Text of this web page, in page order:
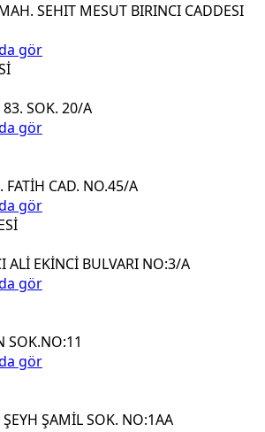
SEHIT MESUT BIRINCI CADDESI
gör
SOK. 20/A
gör
CAD. NO.45/A
gör
ALİ EKİNCİ BULVARI NO:3/A
gör
SOK.NO:11
gör
ŞAMİL SOK. NO:1AA